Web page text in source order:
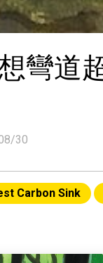
彎道
30
Carbon Sink